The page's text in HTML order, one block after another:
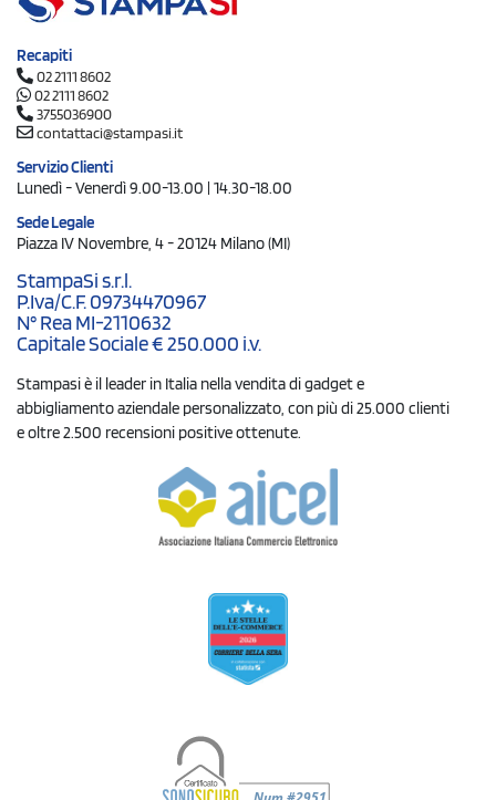
Recapiti
02 2111 8602
02 2111 8602
3755036900
contattaci@stampasi.it
Servizio Clienti
Lunedì - Venerdì 9.00-13.00 | 14.30-18.00
Sede Legale
Piazza IV Novembre, 4 - 20124 Milano (MI)
StampaSi s.r.l.
P.Iva/C.F. 09734470967
N° Rea MI-2110632
Capitale Sociale € 250.000 i.v.
Stampasi è il leader in Italia nella vendita di gadget e
abbigliamento aziendale personalizzato, con più di 25.000 clienti
e oltre 2.500 recensioni positive ottenute.